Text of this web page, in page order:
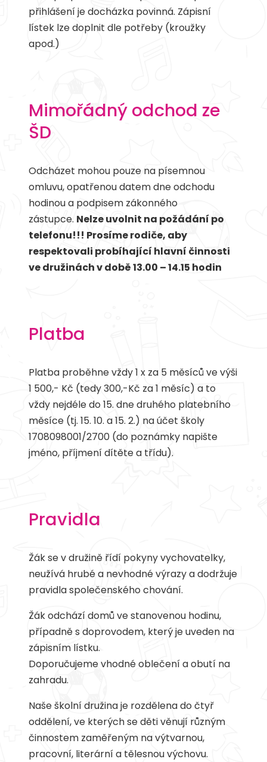
přihlášení je docházka povinná. Zápisní
lístek lze doplnit dle potřeby (kroužky
apod.)
Mimořádný odchod ze
ŠD
Odcházet mohou pouze na písemnou
omluvu, opatřenou datem dne odchodu
hodinou a podpisem zákonného
zástupce. Nelze uvolnit na požádání po
telefonu!!! Prosíme rodiče, aby
respektovali probíhající hlavní činnosti
ve družinách v době 13.00 – 14.15 hodin
Platba
Platba proběhne vždy 1 x za 5 měsíců ve výši
1 500,- Kč (tedy 300,-Kč za 1 měsíc) a to
vždy nejdéle do 15. dne druhého platebního
měsíce (tj. 15. 10. a 15. 2.) na účet školy
1708098001/2700 (do poznámky napište
jméno, příjmení dítěte a třídu).
Pravidla
Žák se v družině řídí pokyny vychovatelky,
neužívá hrubé a nevhodné výrazy a dodržuje
pravidla společenského chování.
Žák odchází domů ve stanovenou hodinu,
případně s doprovodem, který je uveden na
zápisním lístku.
Doporučujeme vhodné oblečení a obutí na
zahradu.
Naše školní družina je rozdělena do čtyř
oddělení, ve kterých se děti věnují různým
činnostem zaměřeným na výtvarnou,
pracovní, literární a tělesnou výchovu.